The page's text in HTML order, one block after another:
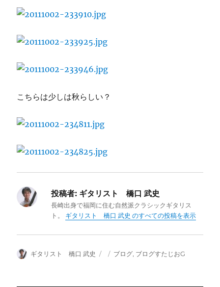
こちらは少しは秋らしい？
投稿者: ギタリスト 橋口 武史
長崎出身で福岡に住む自然派クラシックギタリス
ト。 ギタリスト 橋口 武史 のすべての投稿を表示
投
ギタリスト 橋口 武史
投 カ
ブログ, ブログすたじおG